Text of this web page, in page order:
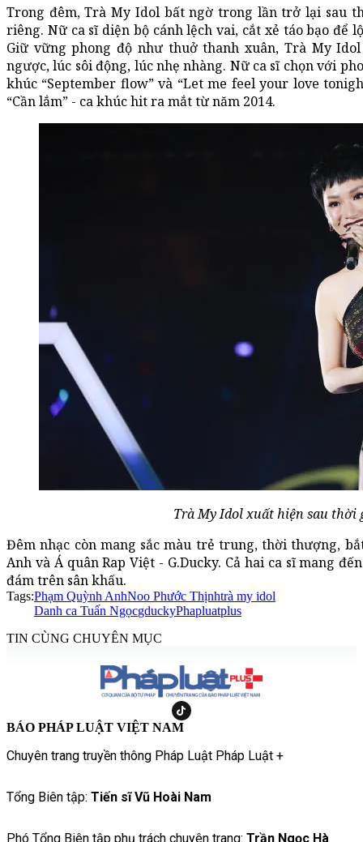
Trong đêm, Trà My Idol bất ngờ trong lần trở lại sau
riêng. Nữ ca sĩ diện bộ cánh lệch vai, cắt xẻ táo bạo để
Giữ vững phong độ như thuở thanh xuân, Trà My
ngược, lúc sôi động, lúc nhẹ nhàng. Nữ ca sĩ chọn với
khúc “September flow” và “Let me feel your love
“Cần lắm” - ca khúc hit ra mắt từ năm 2014.
Trà My Idol xuất hiện sau thời
Đêm nhạc còn mang sắc màu trẻ trung, thời thượng,
Anh và Á quân Rap Việt - G.Ducky. Cả hai ca sĩ mang
đám trên sân khấu.
Tags:Phạm Quỳnh AnhNoo Phước Thịnhtrà my idol
Danh ca Tuấn NgọcgduckyPhapluatplus
TIN CÙNG CHUYÊN MỤC
BÁO PHÁP LUẬT VIỆT NAM
Chuyên trang truyền thông Pháp Luật Pháp Luật +
Tổng Biên tập: Tiến sĩ Vũ Hoài Nam
Phó Tổng Biên tập phụ trách chuyên trang: Trần Ngọc Hà